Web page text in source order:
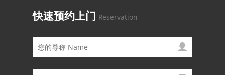
快速预约上门 Reservation